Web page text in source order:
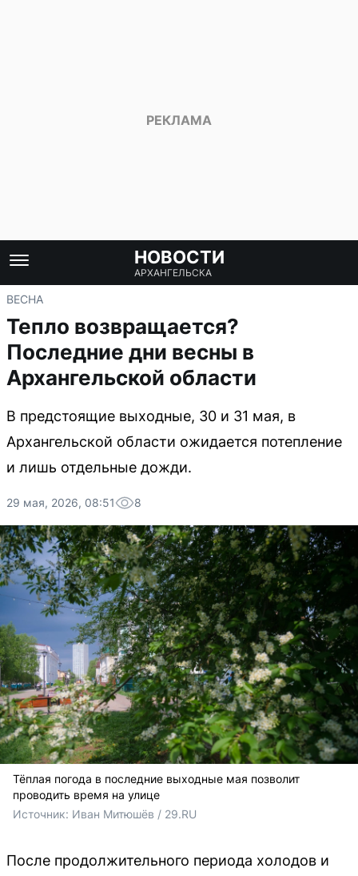
НОВОСТИ
АРХАНГЕЛЬСКА
ВЕСНА
Тепло возвращается?
Последние дни весны в
Архангельской области
В предстоящие выходные, 30 и 31 мая, в
Архангельской области ожидается потепление
и лишь отдельные дожди.
29 мая, 2026, 08:51 8
Тёплая погода в последние выходные мая позволит
проводить время на улице
Источник: Иван Митюшёв / 29.RU
После продолжительного периода холодов и